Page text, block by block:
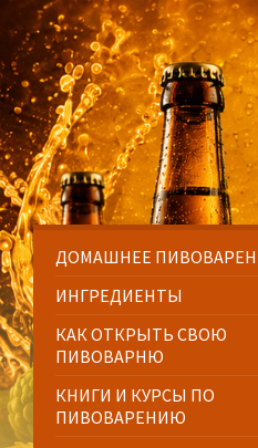
to
content
to
left
sidebar
to
right
sidebar
to
footer
ДОМАШНЕЕ
ИНГРЕДИЕНТЫ
КАК ОТКРЫТЬ СВОЮ
ПИВОВАРНЮ
КНИГИ И КУРСЫ ПО
ПИВОВАРЕНИЮ